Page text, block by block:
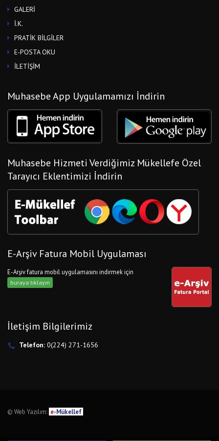
GALERİ
İ.K.
PRATİK BİLGİLER
E-POSTA OKU
İLETİŞİM
Muhasebe App Uygulamamızı İndirin
Muhasebe Hizmeti Verdiğimiz Mükellefe Özel
Tarayıcı Eklentimizi İndirin
E-Arşiv Fatura Mobil Uygulaması
E-Arşiv fatura mobil uygulamasını indirmek için
buraya tıklayın
İletişim Bilgilerimiz
Telefon: 0(224) 271-1656
© Web Yazılım: e-Mükellef